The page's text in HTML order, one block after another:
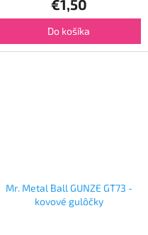
€1,50
Do košíka
Mr. Metal Ball GUNZE GT73 -
kovové gulôčky